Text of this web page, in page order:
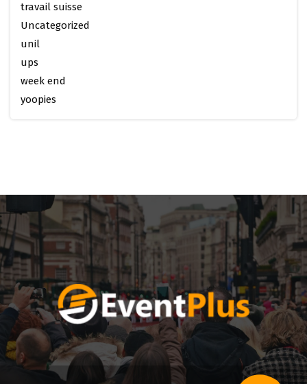
travail suisse
Uncategorized
unil
ups
week end
yoopies